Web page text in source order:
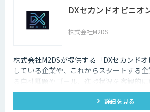
DX-laeiの基本的な機能
を、高精度でありなが
らコストを抑えてご利
用いただけます。
イズ（辞書構築・AI学
習）に対応したプラ
ン。
個社最適化すること
が含まれたドキュメン
DXセカンドオピニオ
株式会社M2DS
株式会社M2DSが提供する「DXセカンド
している企業や、これからスタートする
る自社課題やゴール、進捗状況を客観的
るサービスです
詳細を見る